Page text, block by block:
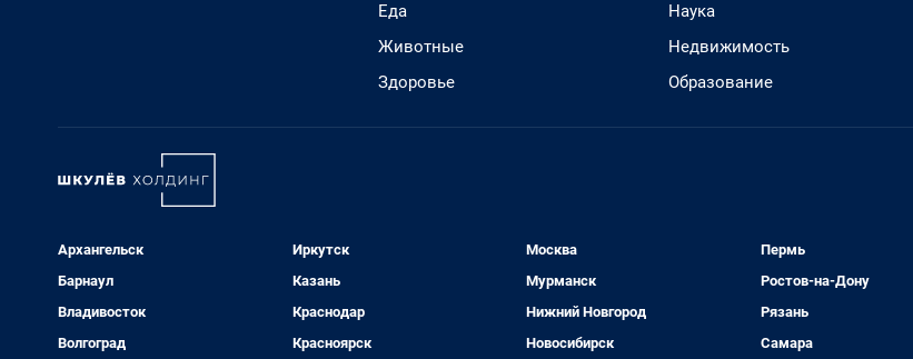
Еда
Животные
Здоровье
Наука
Недвижимость
Образование
Архангельск
Барнаул
Владивосток
Волгоград
Иркутск
Казань
Краснодар
Красноярск
Москва
Мурманск
Нижний Новгород
Новосибирск
Пермь
Ростов-на-Дону
Рязань
Самара